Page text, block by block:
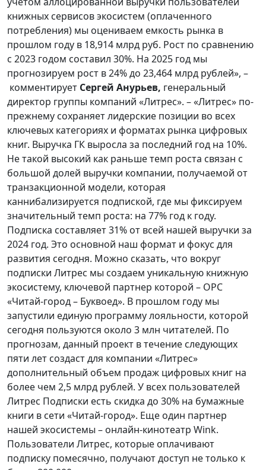
книжных сервисов экосистем (оплаченного
потребления) мы оцениваем емкость рынка в
прошлом году в 18,914 млрд руб. Рост по сравнению
с 2023 годом составил 30%. На 2025 год мы
прогнозируем рост в 24% до 23,464 млрд рублей», –
комментирует Сергей Анурьев, генеральный
директор группы компаний «Литрес». – «Литрес» по-
прежнему сохраняет лидерские позиции во всех
ключевых категориях и форматах рынка цифровых
книг. Выручка ГК выросла за последний год на 10%.
Не такой высокий как раньше темп роста связан с
большой долей выручки компании, получаемой от
транзакционной модели, которая
каннибализируется подпиской, где мы фиксируем
значительный темп роста: на 77% год к году.
Подписка составляет 31% от всей нашей выручки за
2024 год. Это основной наш формат и фокус для
развития сегодня. Можно сказать, что вокруг
подписки Литрес мы создаем уникальную книжную
экосистему, ключевой партнер которой – ОРС
«Читай-город – Буквоед». В прошлом году мы
запустили единую программу лояльности, которой
сегодня пользуются около 3 млн читателей. По
прогнозам, данный проект в течение следующих
пяти лет создаст для компании «Литрес»
дополнительный объем продаж цифровых книг на
более чем 2,5 млрд рублей. У всех пользователей
Литрес Подписки есть скидка до 30% на бумажные
книги в сети «Читай-город». Еще один партнер
нашей экосистемы – онлайн-кинотеатр Wink.
Пользователи Литрес, которые оплачивают
подписку помесячно, получают доступ не только к